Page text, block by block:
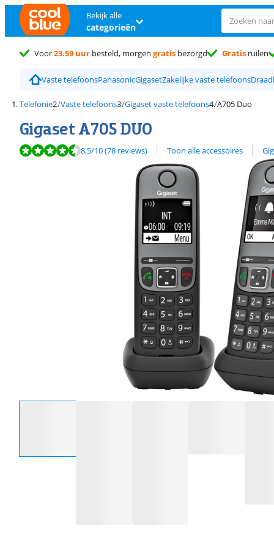
Bekijk alle
categorieën
Voor23.59 uur besteld, morgen gratis bezorgd Gratis ruilen
Vaste telefoonsPanasonicGigasetZakelijke vaste telefoons
Telefonie Vaste telefoons Gigaset vaste telefoons A705 Duo
Gigaset A705 DUO
Beoordeling is 8,5 van de 10, gebaseerd op 78 reviews.
8,5/10(78 reviews) Toon alle accessoires
Bekijk alle